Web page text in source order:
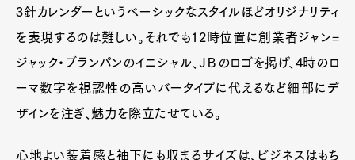
Pen Membership
Magazine
Official Columnist
About
Contact
Pen Meet
3針カレンダーというベーシックなスタイルほどオリジナリティ
を表現するのは難しい。それでも12時位置に創業者ジャン=
ジャック・ブランパンのイニシャル、ＪＢのロゴを掲げ、4時のロ
ーマ数字を視認性の高いバータイプに代えるなど細部にデ
ザインを注ぎ、魅力を際立たせている。
心地よい装着感と袖下にも収まるサイズは、ビジネスはもち